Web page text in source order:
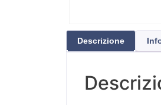
Descrizione